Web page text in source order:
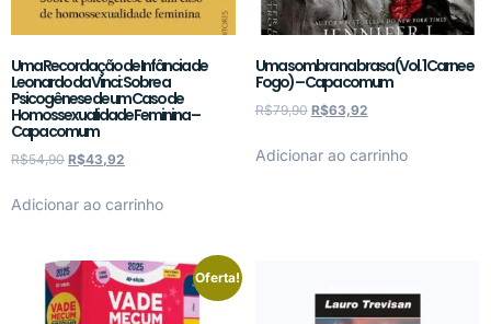
Uma Recordação de Infância de
Leonardo da Vinci: Sobre a
Psicogênese de um Caso de
Homossexualidade Feminina –
Capa comum
R$54,90 R$43,92
Adicionar ao carrinho
Uma sombra na brasa (Vol. 1 Carne e
Fogo) – Capa comum
R$79,90 R$63,92
Adicionar ao carrinho
Oferta!